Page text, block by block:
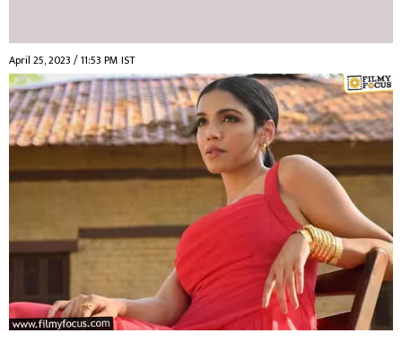
April 25, 2023 / 11:53 PM IST